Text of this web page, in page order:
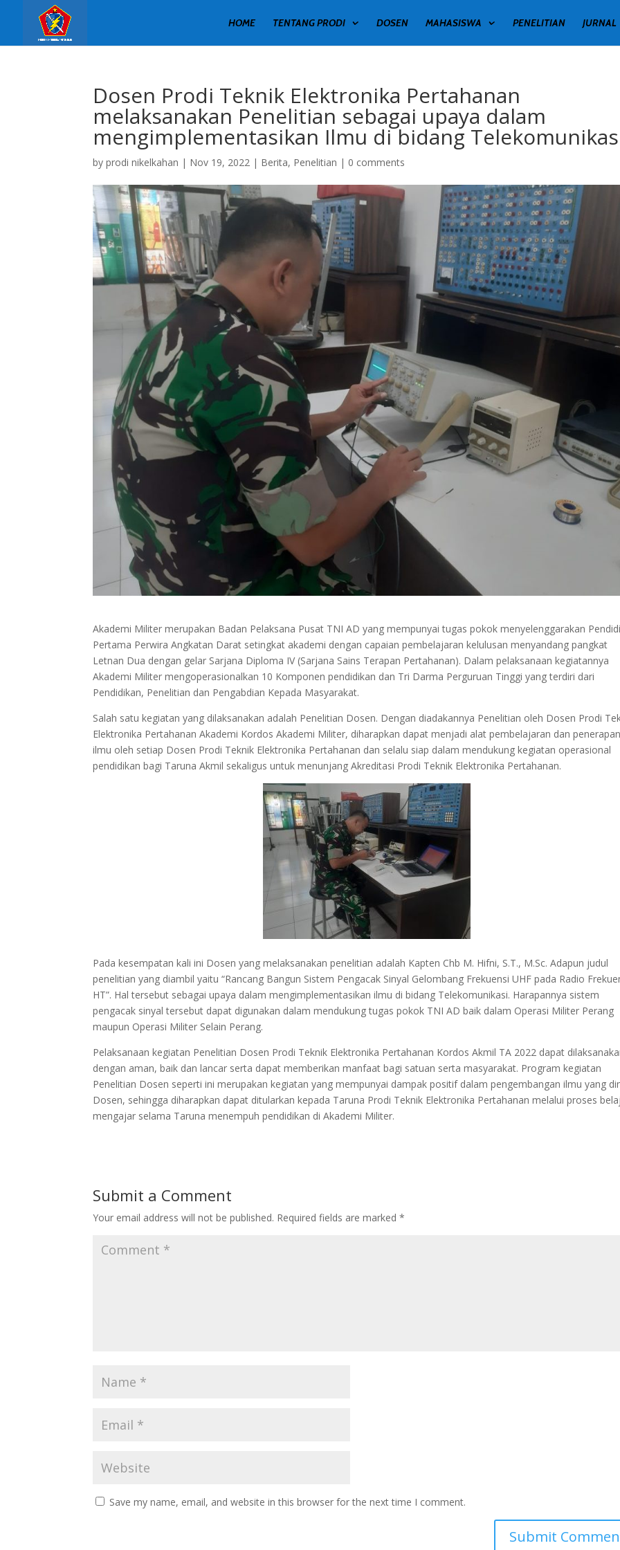
HOME TENTANG PRODI DOSEN MAHASISWA PENELITIAN JURNAL
Dosen Prodi Teknik Elektronika Pertahanan
melaksanakan Penelitian sebagai upaya dalam
mengimplementasikan Ilmu di bidang
byprodi nikelkahan | Nov 19, 2022 | Berita, Penelitian | 0 comments
Akademi Militer merupakan Badan Pelaksana Pusat TNI AD yang mempunyai tugas pokok menyelenggarakan
Pertama Perwira Angkatan Darat setingkat akademi dengan capaian pembelajaran kelulusan menyandang pangkat
Letnan Dua dengan gelar Sarjana Diploma IV (Sarjana Sains Terapan Pertahanan). Dalam pelaksanaan kegiatannya
Akademi Militer mengoperasionalkan 10 Komponen pendidikan dan Tri Darma Perguruan Tinggi yang terdiri dari
Pendidikan, Penelitian dan Pengabdian Kepada Masyarakat.
Salah satu kegiatan yang dilaksanakan adalah Penelitian Dosen. Dengan diadakannya Penelitian oleh Dosen Prodi
Elektronika Pertahanan Akademi Kordos Akademi Militer, diharapkan dapat menjadi alat pembelajaran dan penerapan
ilmu oleh setiap Dosen Prodi Teknik Elektronika Pertahanan dan selalu siap dalam mendukung kegiatan operasional
pendidikan bagi Taruna Akmil sekaligus untuk menunjang Akreditasi Prodi Teknik Elektronika Pertahanan.
Pada kesempatan kali ini Dosen yang melaksanakan penelitian adalah Kapten Chb M. Hifni, S.T., M.Sc. Adapun judul
penelitian yang diambil yaitu “Rancang Bangun Sistem Pengacak Sinyal Gelombang Frekuensi UHF pada Radio
HT”. Hal tersebut sebagai upaya dalam mengimplementasikan ilmu di bidang Telekomunikasi. Harapannya sistem
pengacak sinyal tersebut dapat digunakan dalam mendukung tugas pokok TNI AD baik dalam Operasi Militer Perang
maupun Operasi Militer Selain Perang.
Pelaksanaan kegiatan Penelitian Dosen Prodi Teknik Elektronika Pertahanan Kordos Akmil TA 2022 dapat
dengan aman, baik dan lancar serta dapat memberikan manfaat bagi satuan serta masyarakat. Program kegiatan
Penelitian Dosen seperti ini merupakan kegiatan yang mempunyai dampak positif dalam pengembangan ilmu yang
Dosen, sehingga diharapkan dapat ditularkan kepada Taruna Prodi Teknik Elektronika Pertahanan melalui proses
mengajar selama Taruna menempuh pendidikan di Akademi Militer.
Submit a Comment
Your email address will not be published. Required fields are marked*
Save my name, email, and website in this browser for the next time I comment.